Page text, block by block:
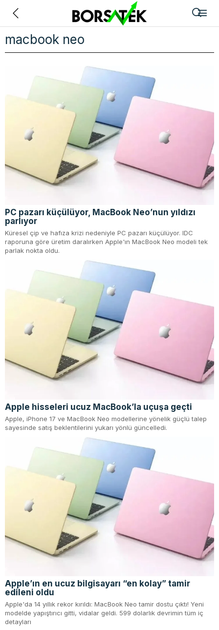
macbook neo
PC pazarı küçülüyor, MacBook Neo’nun yıldızı
parlıyor
Küresel çip ve hafıza krizi nedeniyle PC pazarı küçülüyor. IDC
raporuna göre üretim daralırken Apple'ın MacBook Neo modeli tek
parlak nokta oldu.
Apple hisseleri ucuz MacBook’la uçuşa geçti
Apple, iPhone 17 ve MacBook Neo modellerine yönelik güçlü talep
sayesinde satış beklentilerini yukarı yönlü güncelledi.
Apple’ın en ucuz bilgisayarı “en kolay” tamir
edileni oldu
Apple'da 14 yıllık rekor kırıldı: MacBook Neo tamir dostu çıktı! Yeni
modelde yapıştırıcı gitti, vidalar geldi. 599 dolarlık devrimin tüm iç
detayları